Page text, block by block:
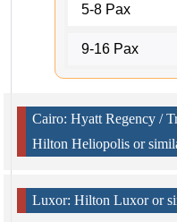
5-8 Pax
9-16 Pax
Cairo: Hyatt Regency /
Hilton Heliopolis or
Luxor: Hilton Luxor or